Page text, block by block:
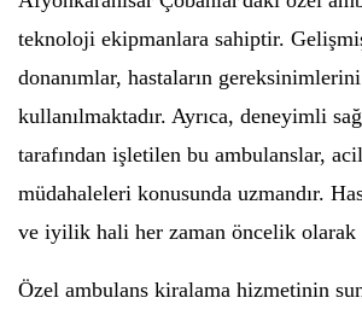
teknoloji ekipmanlara sahiptir.
donanımlar, hastaların
kullanılmaktadır. Ayrıca, deneyimli
tarafından işletilen bu ambulanslar,
müdahaleleri konusunda uzmandır.
ve iyilik hali her zaman öncelik olarak
Özel ambulans kiralama hizmetinin